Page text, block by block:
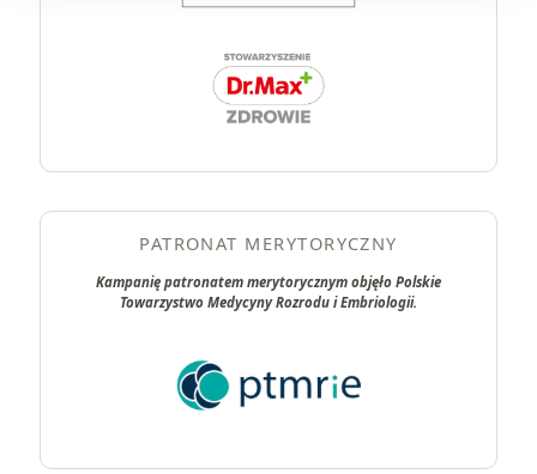
PATRONAT MERYTORYCZNY
Kampanię patronatem merytorycznym objęło Polskie
Towarzystwo Medycyny Rozrodu i Embriologii.